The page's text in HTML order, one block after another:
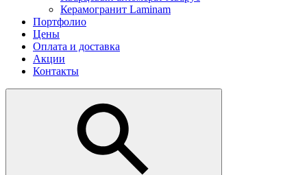
Керамогранит Laminam
Портфолио
Цены
Оплата и доставка
Акции
Контакты